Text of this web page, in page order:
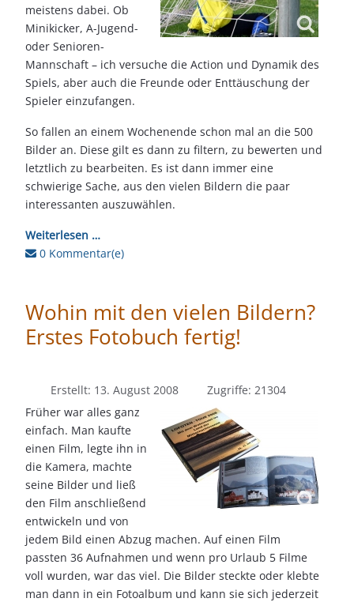
meistens dabei. Ob
Minikicker, A-Jugend-
oder Senioren-
Mannschaft – ich versuche die Action und Dynamik des
Spiels, aber auch die Freunde oder Enttäuschung der
Spieler einzufangen.
So fallen an einem Wochenende schon mal an die 500
Bilder an. Diese gilt es dann zu filtern, zu bewerten und
letztlich zu bearbeiten. Es ist dann immer eine
schwierige Sache, aus den vielen Bildern die paar
interessanten auszuwählen.
Weiterlesen …
0 Kommentar(e)
Wohin mit den vielen Bildern?
Erstes Fotobuch fertig!
Erstellt: 13. August 2008
Zugriffe: 21304
Früher war alles ganz
einfach. Man kaufte
einen Film, legte ihn in
die Kamera, machte
seine Bilder und ließ
den Film anschließend
entwickeln und von
jedem Bild einen Abzug machen. Auf einen Film
passten 36 Aufnahmen und wenn pro Urlaub 5 Filme
voll wurden, war das viel. Die Bilder steckte oder klebte
man dann in ein Fotoalbum und kann sie sich jederzeit